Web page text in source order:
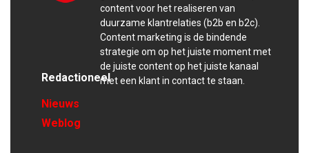
content voor het realiseren van
duurzame klantrelaties (b2b en b2c).
Content marketing is de bindende
strategie om op het juiste moment met
de juiste content op het juiste kanaal
met een klant in contact te staan.
Redactioneel
Nieuws
Weblog